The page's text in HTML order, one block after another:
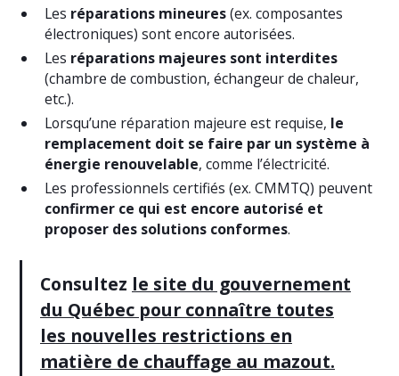
Les réparations mineures(ex. composantes
électroniques) sont encore autorisées.
Les réparations majeures sont interdites
(chambre de combustion, échangeur de chaleur,
etc.).
Lorsqu’une réparation majeure est requise, le
remplacement doit se faire par un système à
énergie renouvelable, comme l’électricité.
Les professionnels certifiés (ex. CMMTQ) peuvent
confirmer ce qui est encore autorisé et
proposer des solutions conformes.
Consultez le site du gouvernement
du Québec pour connaître toutes
les nouvelles restrictions en
matière de chauffage au mazout.